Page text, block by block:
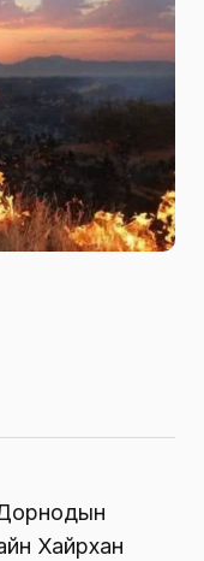
Хайрхан